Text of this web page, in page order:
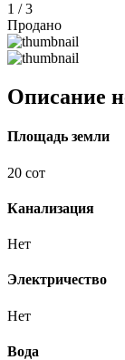
1 / 3
Продано
Описание
Площадь земли
20 сот
Канализация
Нет
Электричество
Нет
Вода